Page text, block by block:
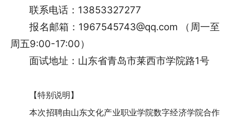
联系电话：13853327277
报名邮箱：1967545743@qq.com （周一至
周五9:00-17:00）
面试地址：山东省青岛市莱西市学院路1号
【特别说明】
本次招聘由山东文化产业职业学院数字经济学院合作